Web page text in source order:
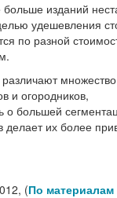
изданий
удешевления
по разной
и огородников,
большей
их более
(По материалам